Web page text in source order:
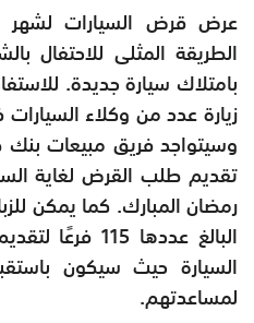
عرض قرض السيارات
الطريقة المثلى للاحتفال
بامتلاك سيارة جديدة.
زيارة عدد من وكلاء
وسيتواجد فريق مبيعات
رمضان المبارك. كما يمكن
البالغ عددها
السيارة حيث سيكون
لمساعدتهم.